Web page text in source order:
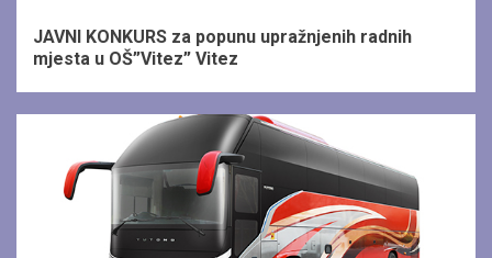
JAVNI KONKURS za popunu upražnjenih radnih
mjesta u OŠ”Vitez” Vitez